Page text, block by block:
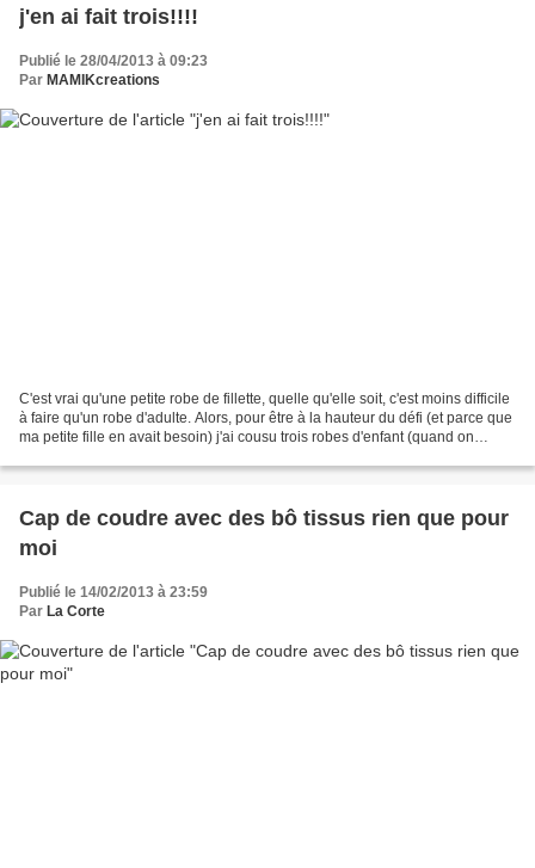
j'en ai fait trois!!!!
Publié le 28/04/2013 à 09:23
Par MAMIKcreations
C'est vrai qu'une petite robe de fillette, quelle qu'elle soit, c'est moins difficile
à faire qu'un robe d'adulte. Alors, pour être à la hauteur du défi (et parce que
ma petite fille en avait besoin) j'ai cousu trois robes d'enfant (quand on
Cap de coudre avec des bô tissus rien que pour
moi
Publié le 14/02/2013 à 23:59
Par La Corte